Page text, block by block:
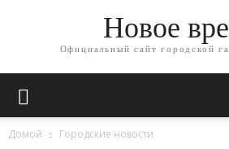
Новое
Официальный сайт городской
Домой Городские новости